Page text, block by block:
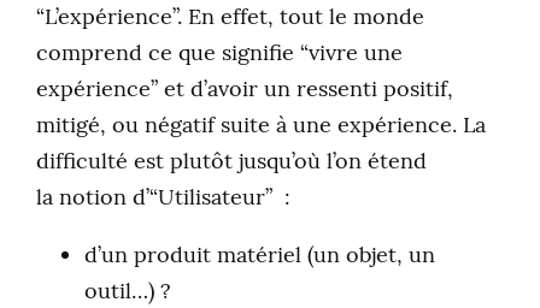
“L’expérience”. En effet, tout le monde
comprend ce que signifie “vivre une
expérience” et d’avoir un ressenti positif,
mitigé, ou négatif suite à une expérience. La
difficulté est plutôt jusqu’où l’on étend
la notion d’“Utilisateur” :
d’un produit matériel (un objet, un
outil…) ?